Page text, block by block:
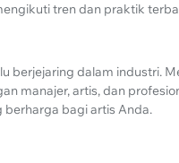
tren dan praktik
berjejaring dalam industri.
manajer, artis, dan
bagi artis Anda.